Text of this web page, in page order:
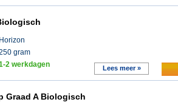
Horizon
gram
2 werkdagen Lees meer »
Graad A Biologisch